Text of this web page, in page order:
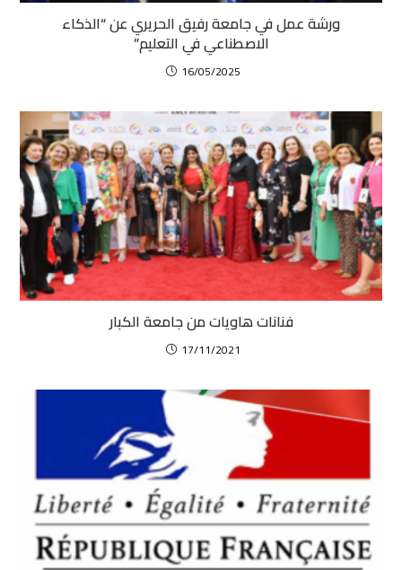
ورشة عمل في جامعة رفيق الحريري عن “الذكاء
الاصطناعي في التعليم”
16/05/2025
فنانات هاويات من جامعة الكبار
17/11/2021